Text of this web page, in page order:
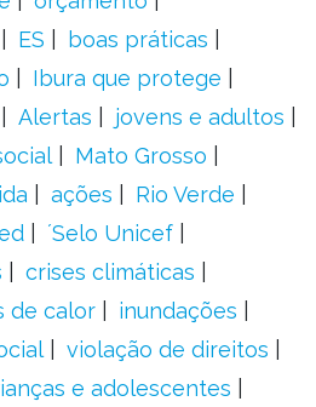
ES
boas práticas
Ibura que protege
Alertas
jovens e adultos
Mato Grosso
ações
Rio Verde
´Selo Unicef
crises climáticas
de calor
inundações
violação de direitos
e adolescentes